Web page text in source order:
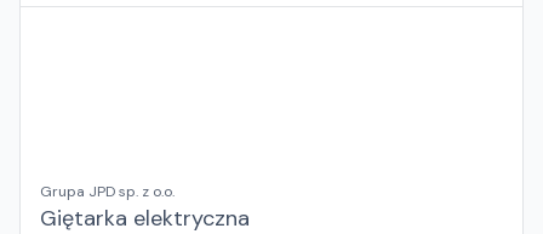
Grupa JPD sp. z o.o.
Giętarka elektryczna